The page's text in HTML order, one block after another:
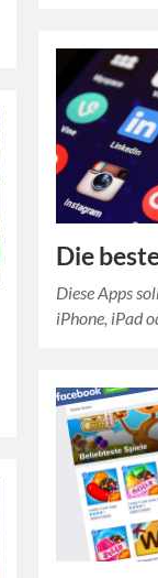
Die
Diese Apps
iPhone, iPad